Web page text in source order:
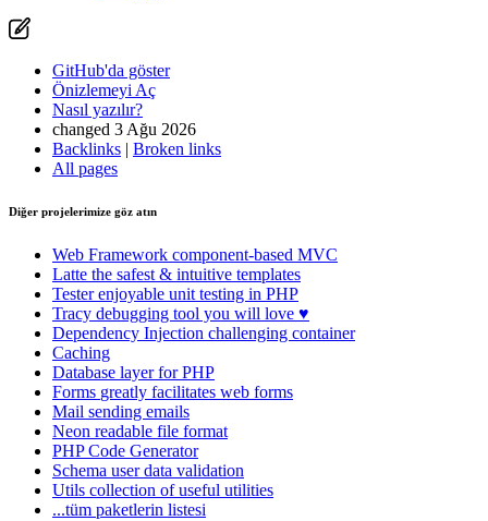
GitHub'da göster
Önizlemeyi Aç
Nasıl yazılır?
changed 3 Ağu 2026
Backlinks | Broken links
All pages
Diğer projelerimize göz atın
Web Framework component-based MVC
Latte the safest & intuitive templates
Testerenjoyable unit testing in PHP
Tracy debugging tool you will love ♥
Dependency Injection challenging container
Caching
Database layer for PHP
Forms greatly facilitates web forms
Mail sending emails
Neon readable file format
PHP Code Generator
Schema user data validation
Utils collection of useful utilities
...tüm paketlerin listesi